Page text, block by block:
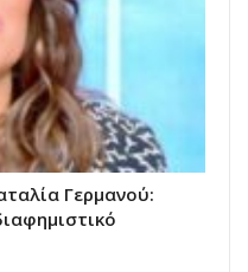
Γερμανού: